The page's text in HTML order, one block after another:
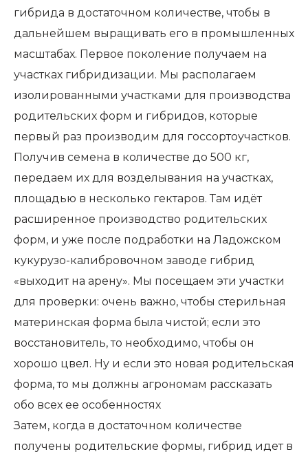
гибрида в достаточном количестве, чтобы в
дальнейшем выращивать его в промышленных
масштабах. Первое поколение получаем на
участках гибридизации. Мы располагаем
изолированными участками для производства
родительских форм и гибридов, которые
первый раз производим для госсортоучастков.
Получив семена в количестве до 500 кг,
передаем их для возделывания на участках,
площадью в несколько гектаров. Там идёт
расширенное производство родительских
форм, и уже после подработки на Ладожском
кукурузо-калибровочном заводе гибрид
«выходит на арену». Мы посещаем эти участки
для проверки: очень важно, чтобы стерильная
материнская форма была чистой; если это
восстановитель, то необходимо, чтобы он
хорошо цвел. Ну и если это новая родительская
форма, то мы должны агрономам рассказать
обо всех ее особенностях
Затем, когда в достаточном количестве
получены родительские формы, гибрид идет в